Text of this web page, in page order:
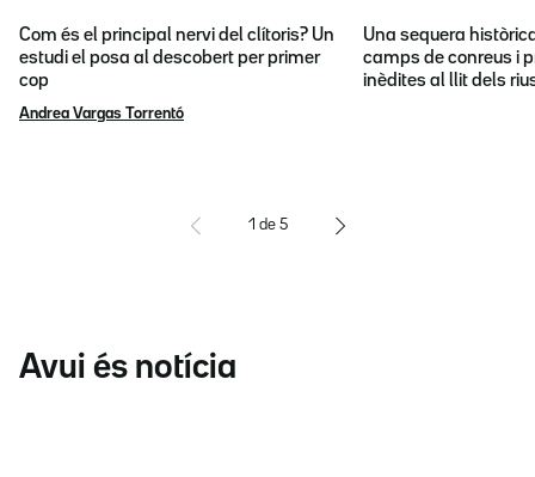
Com és el principal nervi del clítoris? Un
estudi el posa al descobert per primer
cop
Andrea Vargas Torrentó
Una sequera
camps de conreus i
inèdites al llit dels
1 de 5
Avui és notícia